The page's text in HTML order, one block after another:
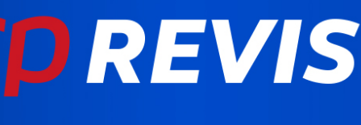
Golfe
Revista ACP Edição
impressa